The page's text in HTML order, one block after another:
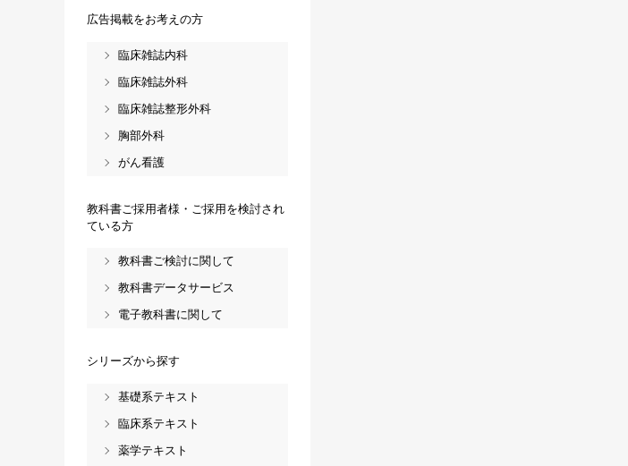
広告掲載をお考えの方
臨床雑誌内科
臨床雑誌外科
臨床雑誌整形外科
胸部外科
がん看護
教科書ご採用者様・ご採用を検討され
ている方
教科書ご検討に関して
教科書データサービス
電子教科書に関して
シリーズから探す
基礎系テキスト
臨床系テキスト
薬学テキスト